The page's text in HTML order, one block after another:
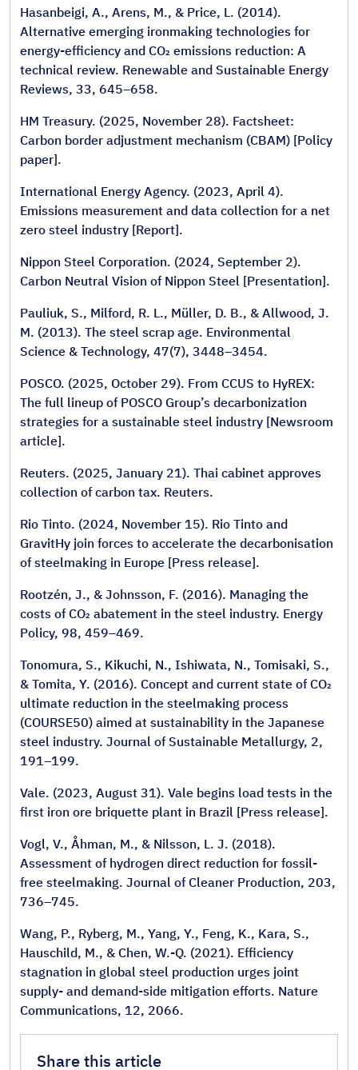
Hasanbeigi, A., Arens, M., & Price, L. (2014).
Alternative emerging ironmaking technologies for
energy-efficiency and CO₂ emissions reduction: A
technical review. Renewable and Sustainable Energy
Reviews, 33, 645–658.
HM Treasury. (2025, November 28). Factsheet:
Carbon border adjustment mechanism (CBAM) [Policy
paper].
International Energy Agency. (2023, April 4).
Emissions measurement and data collection for a net
zero steel industry [Report].
Nippon Steel Corporation. (2024, September 2).
Carbon Neutral Vision of Nippon Steel [Presentation].
Pauliuk, S., Milford, R. L., Müller, D. B., & Allwood, J.
M. (2013). The steel scrap age. Environmental
Science & Technology, 47(7), 3448–3454.
POSCO. (2025, October 29). From CCUS to HyREX:
The full lineup of POSCO Group’s decarbonization
strategies for a sustainable steel industry [Newsroom
article].
Reuters. (2025, January 21). Thai cabinet approves
collection of carbon tax. Reuters.
Rio Tinto. (2024, November 15). Rio Tinto and
GravitHy join forces to accelerate the decarbonisation
of steelmaking in Europe [Press release].
Rootzén, J., & Johnsson, F. (2016). Managing the
costs of CO₂ abatement in the steel industry. Energy
Policy, 98, 459–469.
Tonomura, S., Kikuchi, N., Ishiwata, N., Tomisaki, S.,
& Tomita, Y. (2016). Concept and current state of CO₂
ultimate reduction in the steelmaking process
(COURSE50) aimed at sustainability in the Japanese
steel industry. Journal of Sustainable Metallurgy, 2,
191–199.
Vale. (2023, August 31). Vale begins load tests in the
first iron ore briquette plant in Brazil [Press release].
Vogl, V., Åhman, M., & Nilsson, L. J. (2018).
Assessment of hydrogen direct reduction for fossil-
free steelmaking. Journal of Cleaner Production, 203,
736–745.
Wang, P., Ryberg, M., Yang, Y., Feng, K., Kara, S.,
Hauschild, M., & Chen, W.-Q. (2021). Efficiency
stagnation in global steel production urges joint
supply- and demand-side mitigation efforts. Nature
Communications, 12, 2066.
Share this article